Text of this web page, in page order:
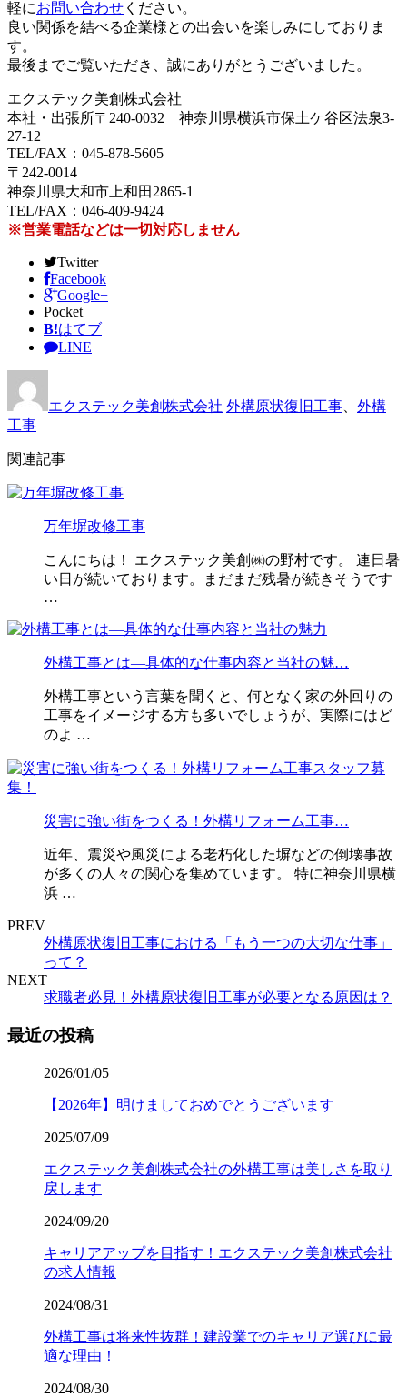
軽にお問い合わせ ください。
良い関係を結べる企業様との出会いを楽しみにしておりま
す。
最後までご覧いただき、誠にありがとうございました。
エクステック美創株式会社
本社・出張所〒240-0032 神奈川県横浜市保土ケ谷区法泉3-
27-12
TEL/FAX：045-878-5605
〒242-0014
神奈川県大和市上和田2865-1
TEL/FAX：046-409-9424
※営業電話などは一切対応しません
Twitter
Facebook
Google+
Pocket
B!はてブ
LINE
エクステック美創株式会社 外構原状復旧工事
外構
工事
関連記事
万年塀改修工事
こんにちは！ エクステック美創㈱の野村です。 連日暑
い日が続いております。まだまだ残暑が続きそうです
…
外構工事とは—具体的な仕事内容と当社の魅…
外構工事という言葉を聞くと、何となく家の外回りの
工事をイメージする方も多いでしょうが、実際にはど
のよ …
災害に強い街をつくる！外構リフォーム工事…
近年、震災や風災による老朽化した塀などの倒壊事故
が多くの人々の関心を集めています。 特に神奈川県横
浜 …
PREV
外構原状復旧工事における「もう一つの大切な仕事」
って？
NEXT
求職者必見！外構原状復旧工事が必要となる原因は？
最近の投稿
2026/01/05
【2026年】明けましておめでとうございます
2025/07/09
エクステック美創株式会社の外構工事は美しさを取り
戻します
2024/09/20
キャリアアップを目指す！エクステック美創株式会社
の求人情報
2024/08/31
外構工事は将来性抜群！建設業でのキャリア選びに最
適な理由！
2024/08/30